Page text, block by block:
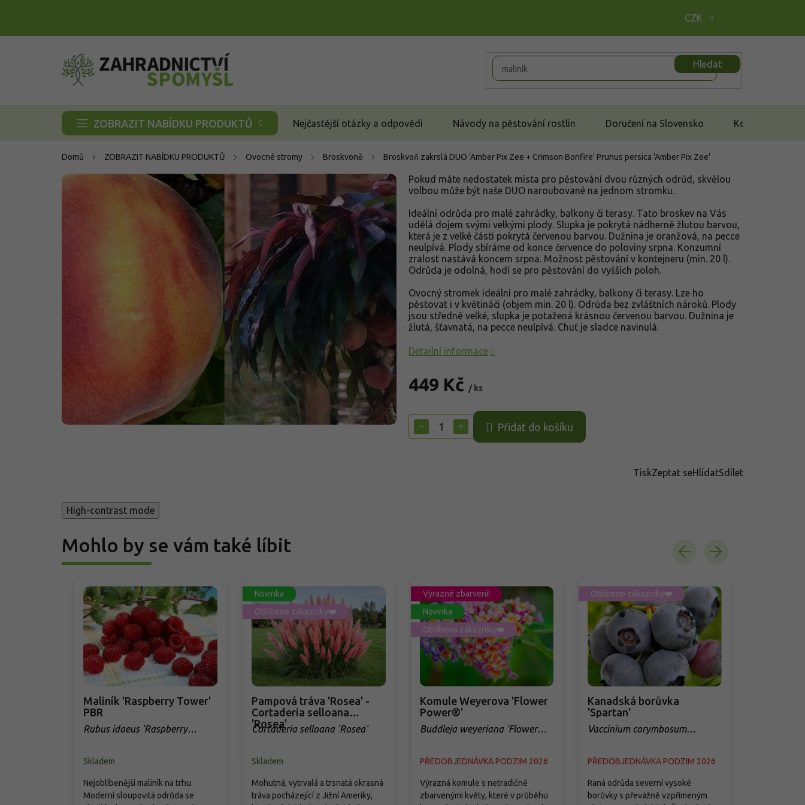
CZK
Hledat
ZOBRAZIT NABÍDKU PRODUKTŮ Nejčastější otázky a odpovědi Návody na pěstování rostlin Doručení na Slovensko Kontakt
Domů ZOBRAZIT NABÍDKU PRODUKTŮ Ovocné stromy Broskvoně Broskvoň zakrslá DUO 'Amber Pix Zee + Crimson Bonfire' Prunus persica 'Amber Pix Zee'
449 Kč / ks
cena:
+
− Přidat do košíku
Pokud máte nedostatek místa pro pěstování dvou různých odrůd, skvělou
volbou může být naše DUO naroubované na jednom stromku.
Ideální odrůda pro malé zahrádky, balkony či terasy. Tato broskev na Vás
udělá dojem svými velkými plody. Slupka je pokrytá nádherně žlutou barvou,
která je z velké části pokrytá červenou barvou. Dužnina je oranžová, na pecce
neulpívá. Plody sbíráme od konce července do poloviny srpna. Konzumní
zralost nastává koncem srpna. Možnost pěstování v kontejneru (min. 20 l).
Odrůda je odolná, hodí se pro pěstování do vyšších poloh.
Ovocný stromek ideální pro malé zahrádky, balkony či terasy. Lze ho
pěstovat i v květináči (objem min. 20 l). Odrůda bez zvláštních nároků. Plody
jsou středně velké, slupka je potažená krásnou červenou barvou. Dužnina je
žlutá, šťavnatá, na pecce neulpívá. Chuť je sladce navinulá.
Detailní informace
TiskZeptat seHlídatSdílet
High-contrast mode
Mohlo by se vám také líbit
Maliník 'Raspberry Tower'
PBR
Rubus idaeus 'Raspberry
Skladem
Nejoblíbenější maliník na trhu.
Moderní sloupovitá odrůda se
Novinka
Oblíbeno zákazníky❤️
Pampová tráva 'Rosea' -
Cortaderia selloana
'Rosea'
Cortaderia selloana 'Rosea'
Skladem
Mohutná, vytrvalá a trsnatá okrasná
tráva pocházející z Jižní Ameriky,
Výrazné zbarvení!
Novinka
Oblíbeno zákazníky❤️
Komule Weyerova 'Flower
Power®'
Buddleja weyeriana 'Flower
PŘEDOBJEDNÁVKA PODZIM 2026
Výrazná komule s netradičně
zbarvenými květy, které v průběhu
Oblíbeno zákazníky❤️
Kanadská borůvka
'Spartan'
Vaccinium corymbosum
PŘEDOBJEDNÁVKA PODZIM 2026
Raná odrůda severní vysoké
borůvky s převážně vzpřímeným